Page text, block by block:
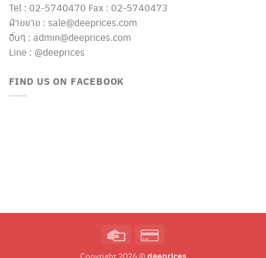
Tel : 02-5740470 Fax : 02-5740473
ฝ่ายขาย : sale@deeprices.com
อื่นๆ : admin@deeprices.com
Line : @deeprices
FIND US ON FACEBOOK
Credit
Copyright 2026 © deeprices